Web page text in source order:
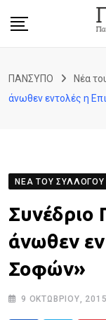
ΠΑΝΣΥΠΟ Νέα
άνωθεν εντολές η
ΝΈΑ ΤΟΥ ΣΥΛΛΌΓΟΥ
άνωθεν
Σοφών»
9 ΟΚΤΩΒΡΊΟΥ, 2015